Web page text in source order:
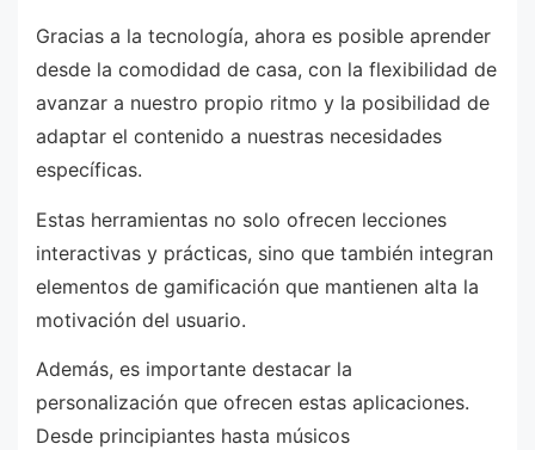
Gracias a la tecnología, ahora es posible aprender
desde la comodidad de casa, con la flexibilidad de
avanzar a nuestro propio ritmo y la posibilidad de
adaptar el contenido a nuestras necesidades
específicas.
Estas herramientas no solo ofrecen lecciones
interactivas y prácticas, sino que también integran
elementos de gamificación que mantienen alta la
motivación del usuario.
Además, es importante destacar la
personalización que ofrecen estas aplicaciones.
Desde principiantes hasta músicos